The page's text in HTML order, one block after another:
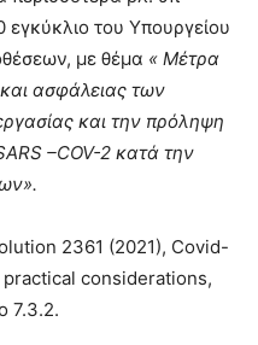
του Υπουργείου
με θέμα « Μέτρα
ασφάλειας των
και την πρόληψη
–COV-2 κατά την
2361 (2021), Covid-
considerations,
7.3.2.